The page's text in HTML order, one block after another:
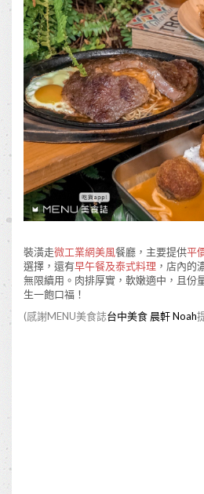
裝潢走微工業網美風餐廳，主要提供平
選擇，還有早午餐及泰式料理 ，店內的
無限續用。肉排厚實，軟嫩適中，且份
生一飽口福！
(感謝MENU美食誌台中美食 晨軒 Noah